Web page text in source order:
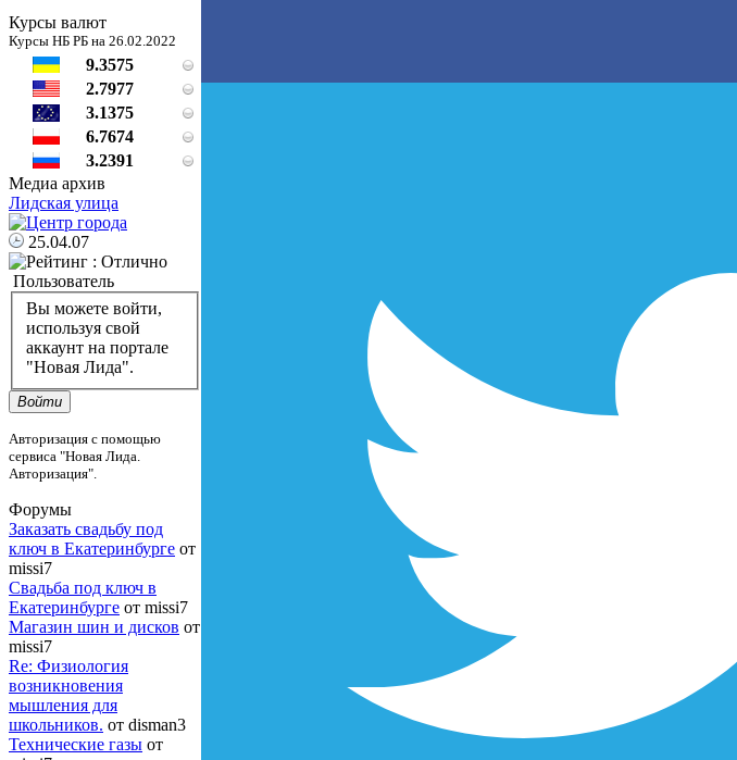
Курсы валют
Курсы НБ РБ на 26.02.2022
9.3575
2.7977
3.1375
6.7674
3.2391
Медиа архив
Лидская улица
25.04.07
Пользователь
Вы можете войти,
используя свой
аккаунт на портале
"Новая Лида".
Войти
Авторизация с помощью
сервиса "Новая Лида.
Авторизация".
Форумы
Заказать свадьбу под
ключ в Екатеринбурге от
missi7
Cвадьба под ключ в
Екатеринбурге от missi7
Магазин шин и дисков от
missi7
Re: Физиология
возникновения
мышления для
школьников. от disman3
Технические газы от